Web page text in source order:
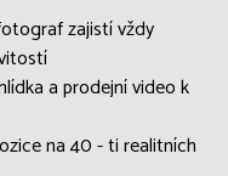
zajistí vždy
a prodejní video k
na 40 - ti realitních